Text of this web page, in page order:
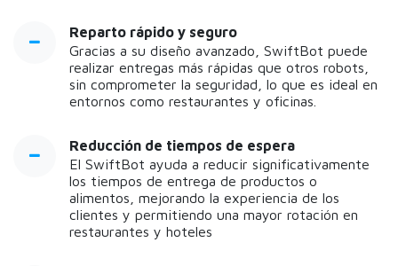
Reparto rápido y seguro
Gracias a su diseño avanzado, SwiftBot puede
realizar entregas más rápidas que otros robots,
sin comprometer la seguridad, lo que es ideal en
entornos como restaurantes y oficinas.
Reducción de tiempos de espera
El SwiftBot ayuda a reducir significativamente
los tiempos de entrega de productos o
alimentos, mejorando la experiencia de los
clientes y permitiendo una mayor rotación en
restaurantes y hoteles